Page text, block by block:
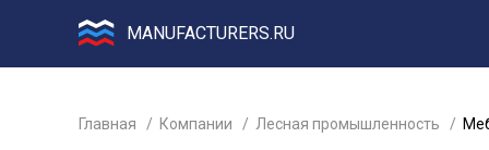
MANUFACTURERS.RU
Главная Компании Лесная промышленность